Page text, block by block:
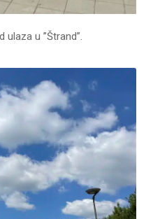
u ”Štrand”.